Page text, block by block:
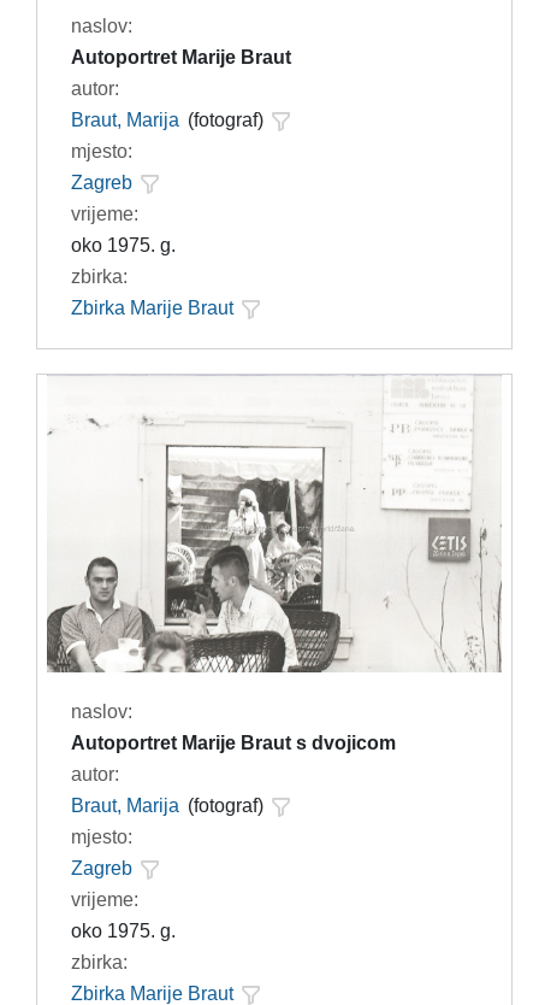
naslov:
Autoportret Marije Braut
autor:
Braut, Marija (fotograf)
mjesto:
Zagreb
vrijeme:
oko 1975. g.
zbirka:
Zbirka Marije Braut
naslov:
Autoportret Marije Braut s dvojicom
autor:
Braut, Marija (fotograf)
mjesto:
Zagreb
vrijeme:
oko 1975. g.
zbirka:
Zbirka Marije Braut